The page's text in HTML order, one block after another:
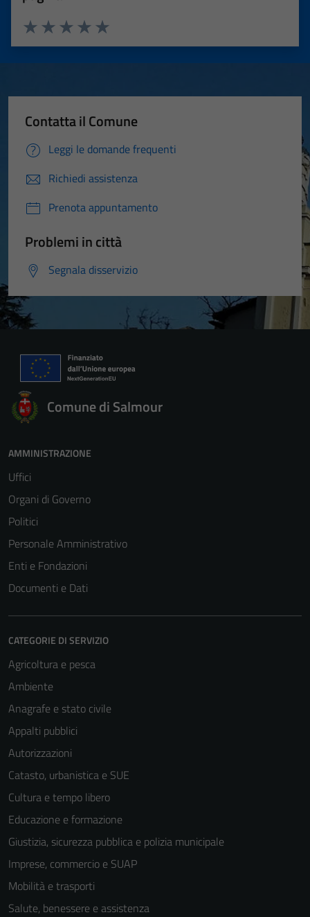
Valuta 5 stelle su 5
Valuta 4 stelle su 5
Valuta 3 stelle su 5
Valuta 2 stelle su 5
Valuta 1 stelle su 5
Contatta il Comune
Leggi le domande frequenti
Richiedi assistenza
Prenota appuntamento
Problemi in città
Segnala disservizio
Comune di Salmour
AMMINISTRAZIONE
Uffici
Organi di Governo
Politici
Personale Amministrativo
Enti e Fondazioni
Documenti e Dati
CATEGORIE DI SERVIZIO
Agricoltura e pesca
Ambiente
Anagrafe e stato civile
Appalti pubblici
Autorizzazioni
Catasto, urbanistica e SUE
Cultura e tempo libero
Educazione e formazione
Giustizia, sicurezza pubblica e polizia municipale
Imprese, commercio e SUAP
Mobilità e trasporti
Salute, benessere e assistenza